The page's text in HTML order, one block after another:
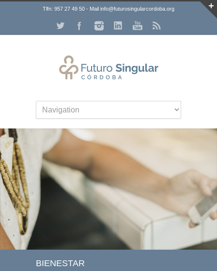
Tlfn: 957 27 49 50 - Mail info@futurosingularcordoba.org
BIENESTAR